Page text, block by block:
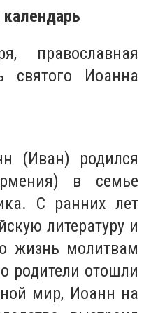
православная
святого Иоанна
(Иван) родился
в семье
С ранних лет
литературу и
жизнь молитвам
родители отошли
мир, Иоанн на